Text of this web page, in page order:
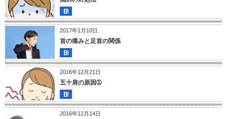
2017年1月10日
首の痛みと足首の関係
2016年12月21日
五十肩の原因➀
2016年12月14日